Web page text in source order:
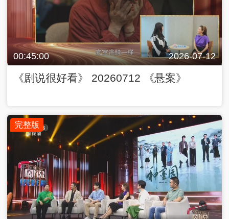
00:45:00 2026-07-12
《剧说很好看》 20260712 《悬案》
完整版